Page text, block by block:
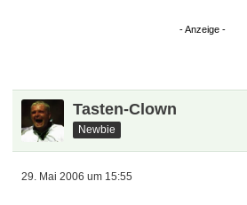
Tasten-Clown
Newbie
29. Mai 2006 um 15:55